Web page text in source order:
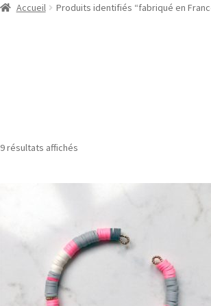
Accueil Produits identifiés “fabriqué en
9 résultats affichés